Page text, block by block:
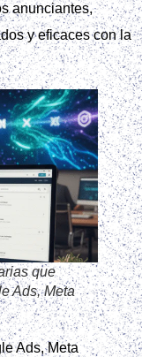
anunciantes,
y eficaces con la
que
Ads, Meta
Ads, Meta